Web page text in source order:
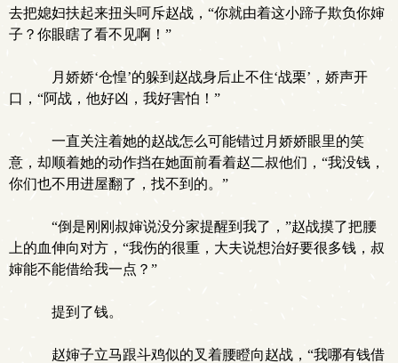
去把媳妇扶起来扭头呵斥赵战，“你就由着这小蹄子欺负你婶
子？你眼瞎了看不见啊！”
月娇娇‘仓惶’的躲到赵战身后止不住‘战栗’，娇声开
口，“阿战，他好凶，我好害怕！”
一直关注着她的赵战怎么可能错过月娇娇眼里的笑
意，却顺着她的动作挡在她面前看着赵二叔他们，“我没钱，
你们也不用进屋翻了，找不到的。”
“倒是刚刚叔婶说没分家提醒到我了，”赵战摸了把腰
上的血伸向对方，“我伤的很重，大夫说想治好要很多钱，叔
婶能不能借给我一点？”
提到了钱。
赵婶子立马跟斗鸡似的叉着腰瞪向赵战，“我哪有钱借